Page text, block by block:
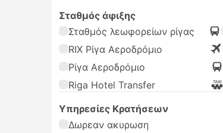
Σταθμός άφιξης
Σταθμός λεωφορείων ρίγας
RIX Ρίγα Αεροδρόμιο
Ρίγα Αεροδρόμιο
Riga Hotel Transfer
Υπηρεσίες Κρατήσεων
Δωρεαν ακυρωση